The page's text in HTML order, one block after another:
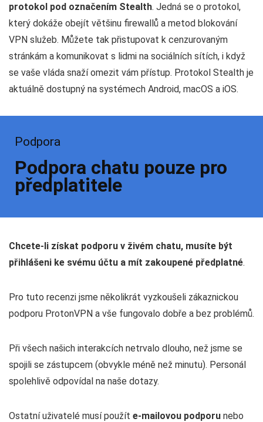
protokol pod označením Stealth. Jedná se o protokol,
který dokáže obejít většinu firewallů a metod blokování
VPN služeb. Můžete tak přistupovat k cenzurovaným
stránkám a komunikovat s lidmi na sociálních sítích, i když
se vaše vláda snaží omezit vám přístup. Protokol Stealth je
aktuálně dostupný na systémech Android, macOS a iOS.
Podpora
Podpora chatu pouze pro
předplatitele
Chcete-li získat podporu v živém chatu, musíte být
přihlášeni ke svému účtu a mít zakoupené předplatné.
Pro tuto recenzi jsme několikrát vyzkoušeli zákaznickou
podporu ProtonVPN a vše fungovalo dobře a bez problémů.
Při všech našich interakcích netrvalo dlouho, než jsme se
spojili se zástupcem (obvykle méně než minutu). Personál
spolehlivě odpovídal na naše dotazy.
Ostatní uživatelé musí použít e-mailovou podporu nebo